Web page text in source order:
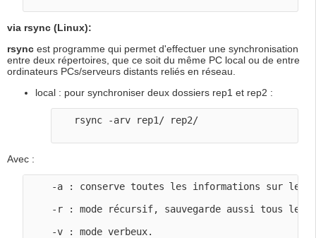
via rsync (Linux):
rsync est programme qui permet d'effectuer une synchronisation
entre deux répertoires, que ce soit du même PC local ou de entre
ordinateurs PCs/serveurs distants reliés en réseau.
local : pour synchroniser deux dossiers rep1 et rep2 :
   rsync -arv rep1/ rep2/
Avec :
-a : conserve toutes les informations sur les
-r : mode récursif, sauvegarde aussi tous les